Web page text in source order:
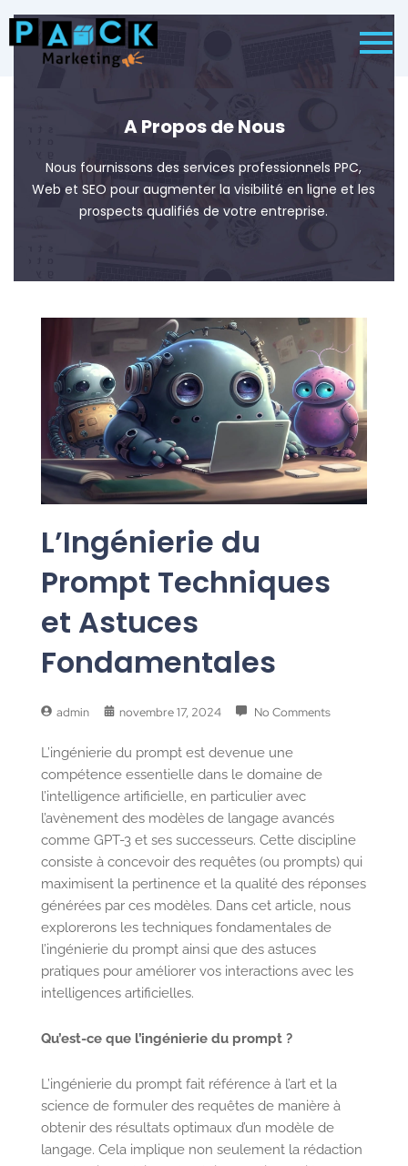
A Propos de Nous
Nous fournissons des services professionnels PPC,
Web et SEO pour augmenter la visibilité en ligne et les
prospects qualifiés de votre entreprise.
L’Ingénierie du
Prompt Techniques
et Astuces
Fondamentales
admin novembre 17, 2024 No Comments
L’ingénierie du prompt est devenue une
compétence essentielle dans le domaine de
l’intelligence artificielle, en particulier avec
l’avènement des modèles de langage avancés
comme GPT-3 et ses successeurs. Cette discipline
consiste à concevoir des requêtes (ou prompts) qui
maximisent la pertinence et la qualité des réponses
générées par ces modèles. Dans cet article, nous
explorerons les techniques fondamentales de
l’ingénierie du prompt ainsi que des astuces
pratiques pour améliorer vos interactions avec les
intelligences artificielles.
Qu’est-ce que l’ingénierie du prompt ?
L’ingénierie du prompt fait référence à l’art et la
science de formuler des requêtes de manière à
obtenir des résultats optimaux d’un modèle de
langage. Cela implique non seulement la rédaction